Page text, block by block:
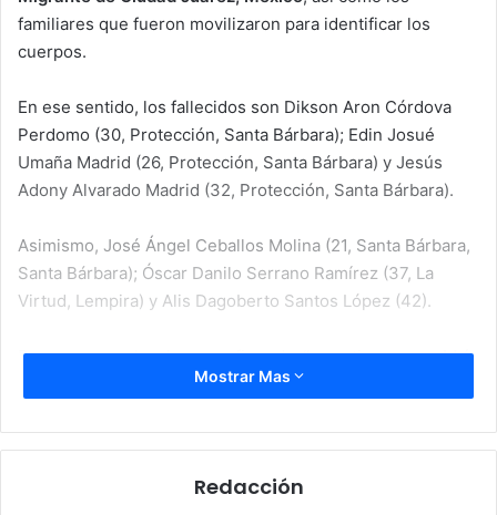
familiares que fueron movilizaron para identificar los
cuerpos.
En ese sentido, los fallecidos son Dikson Aron Córdova
Perdomo (30, Protección, Santa Bárbara); Edin Josué
Umaña Madrid (26, Protección, Santa Bárbara) y Jesús
Adony Alvarado Madrid (32, Protección, Santa Bárbara).
Asimismo, José Ángel Ceballos Molina (21, Santa Bárbara,
Santa Bárbara); Óscar Danilo Serrano Ramírez (37, La
Virtud, Lempira) y Alis Dagoberto Santos López (42).
Pese a que no hay hora confirmada, “se estima quesaldría
a las 10:00 u 11:00 de la mañana de Ciudad Juárez
originarias de ese país) yposteriormente luego a
Mostrar Mas
Redacción